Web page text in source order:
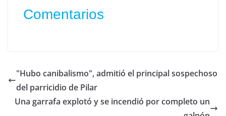
Comentarios
"Hubo canibalismo", admitió el principal sospechoso
del parricidio de Pilar
Una garrafa explotó y se incendió por completo un